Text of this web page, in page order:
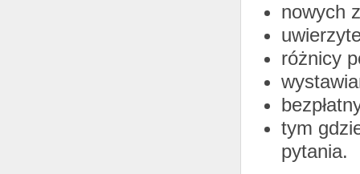
nowych
różnicy
tym
pytania.